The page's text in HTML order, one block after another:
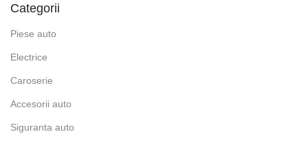
Categorii
Piese auto
Electrice
Caroserie
Accesorii auto
Siguranta auto